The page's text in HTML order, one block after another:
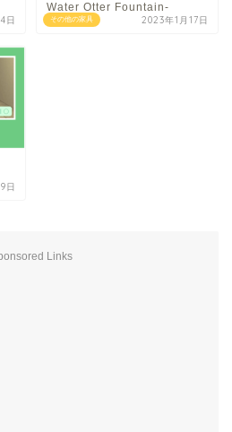
日 その他の家具
Water Otter Fountain-
2023年1月17日
日
Links